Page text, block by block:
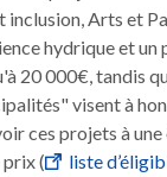
Arts et
hydrique et
20 000€, tandis
visent à
ces projets à
(
liste